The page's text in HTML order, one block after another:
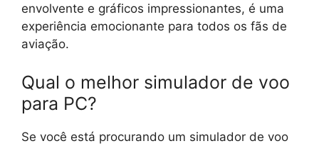
envolvente e gráficos impressionantes, é uma
experiência emocionante para todos os fãs de
aviação.
Qual o melhor simulador de voo
para PC?
Se você está procurando um simulador de voo